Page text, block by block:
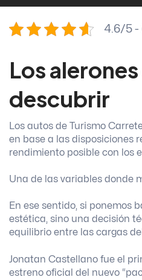
4.6/5 -
Los
descubrir
Los autos de Turismo
en base a las disposiciones
rendimiento posible con los
Una de las variables donde
En ese sentido, si ponemos
estética, sino una decisión
equilibrio entre las cargas
Jonatan Castellano fue el
estreno oficial del nuevo